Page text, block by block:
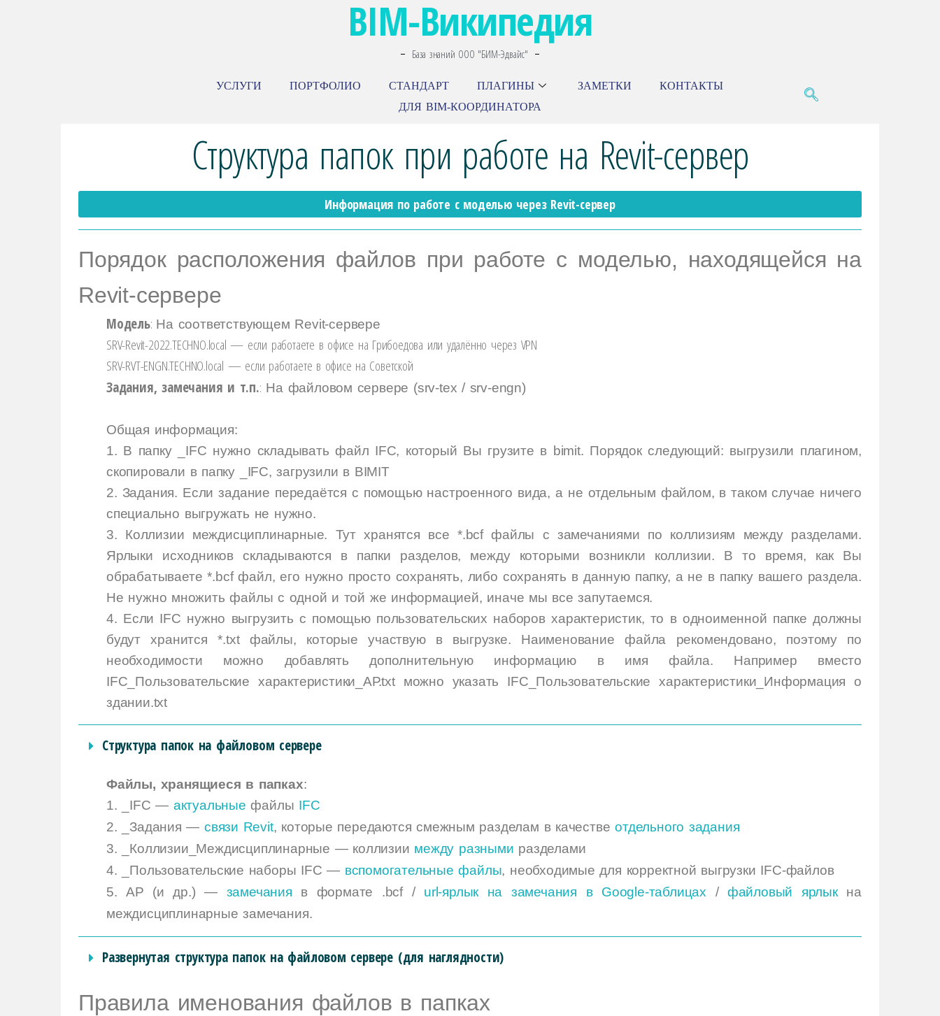
BIM-Википедия
База знаний ООО "БИМ-Эдвайс"
УСЛУГИ ПОРТФОЛИО СТАНДАРТ ПЛАГИНЫ ЗАМЕТКИ
КОНТАКТЫ
ДЛЯ BIM-КООРДИНАТОРА
Структура папок при работе на Revit-сервер
Информация по работе с моделью через Revit-сервер
Порядок расположения файлов при работе с моделью, находящейся на
Revit-сервере
Модель: На соответствующем Revit-сервере
SRV-Revit-2022.TECHNO.local — если работаете в офисе на Грибоедова или удалённо через VPN
SRV-RVT-ENGN.TECHNO.local — если работаете в офисе на Советской
Задания, замечания и т.п.: На файловом сервере (srv-tex / srv-engn)
Общая информация:
1. В папку _IFC нужно складывать файл IFC, который Вы грузите в bimit. Порядок следующий: выгрузили плагином,
скопировали в папку _IFC, загрузили в BIMIT
2. Задания. Если задание передаётся с помощью настроенного вида, а не отдельным файлом, в таком случае ничего
специально выгружать не нужно.
3. Коллизии междисциплинарные. Тут хранятся все *.bcf файлы с замечаниями по коллизиям между разделами.
Ярлыки исходников складываются в папки разделов, между которыми возникли коллизии. В то время, как Вы
обрабатываете *.bcf файл, его нужно просто сохранять, либо сохранять в данную папку, а не в папку вашего раздела.
Не нужно множить файлы с одной и той же информацией, иначе мы все запутаемся.
4. Если IFC нужно выгрузить с помощью пользовательских наборов характеристик, то в одноименной папке должны
будут хранится *.txt файлы, которые участвую в выгрузке. Наименование файла рекомендовано, поэтому по
необходимости можно добавлять дополнительную информацию в имя файла. Например вместо
IFC_Пользовательские характеристики_АР.txt можно указать IFC_Пользовательские характеристики_Информация о
здании.txt
Структура папок на файловом сервере
Файлы, хранящиеся в папках:
1. _IFC— актуальные файлы IFC
2. _Задания — связи Revit, которые передаются смежным разделам в качествеотдельного задания
3. _Коллизии_Междисциплинарные — коллизии между разными разделами
4. _Пользовательские наборы IFC — вспомогательные файлы, необходимые для корректной выгрузки IFC-файлов
5. АР (и др.) — замечания в формате .bcf / url-ярлык на замечания в Google-таблицах / файловый ярлыкна
междисциплинарные замечания.
Развернутая структура папок на файловом сервере (для наглядности)
Правила именования файлов в папках